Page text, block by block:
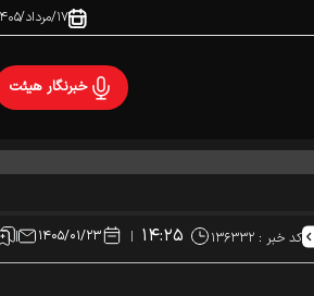
۱۷/مرداد/۱۴۰۵
خبرنگار هیئت
کد خبر :۱۳۶۳۳۲ ۱۴۰۵/۰۱/۲۳